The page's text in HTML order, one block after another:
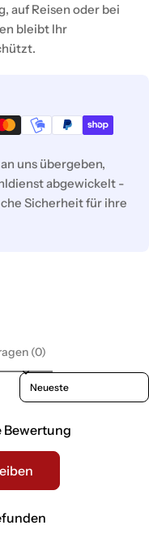
auf Reisen oder bei
bleibt Ihr
uns übergeben,
abgewickelt -
Sicherheit für ihre
(0)
Sort reviews by
Bewertung